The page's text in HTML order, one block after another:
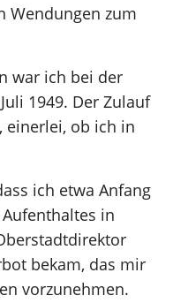
Wendungen zum
war ich bei der
1949. Der Zulauf
einerlei, ob ich in
ich etwa Anfang
in
bekam, das mir
vorzunehmen.